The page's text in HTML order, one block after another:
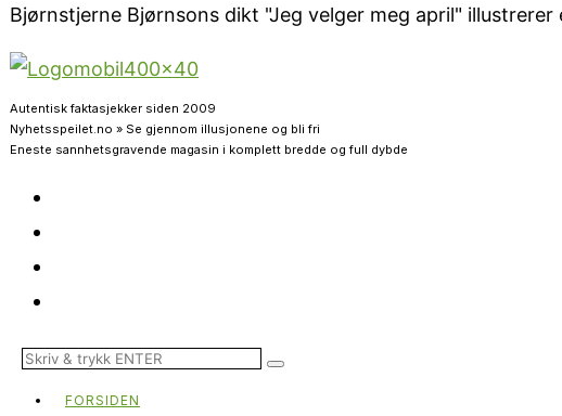
Bjørnstjerne Bjørnsons dikt "Jeg velger meg april"
Autentisk faktasjekker siden 2009
Nyhetsspeilet.no » Se gjennom illusjonene og bli fri
Eneste sannhetsgravende magasin i komplett bredde og full dybde
FORSIDEN